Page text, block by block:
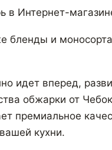
в Интернет-
бленды и
идет вперед,
обжарки от
премиальное
кухни.